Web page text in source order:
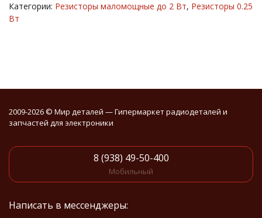
Категории: Резисторы маломощные до 2 Вт, Резисторы 0.25
Вт
2009-2026 © Мир деталей — Гипермаркет радиодеталей и
запчастей для электроники
8 (938) 49-50-400
Мобильный
Написать в мессенджеры: